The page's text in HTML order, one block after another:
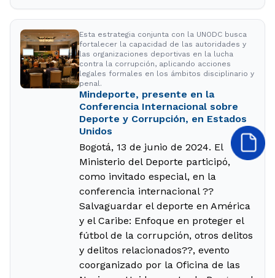
Esta estrategia conjunta con la UNODC busca
fortalecer la capacidad de las autoridades y
las organizaciones deportivas en la lucha
contra la corrupción, aplicando acciones
legales formales en los ámbitos disciplinario y
penal.
Mindeporte, presente en la
Conferencia Internacional sobre
Deporte y Corrupción, en Estados
Unidos
Bogotá, 13 de junio de 2024. El
Ministerio del Deporte participó,
como invitado especial, en la
conferencia internacional ??
Salvaguardar el deporte en América
y el Caribe: Enfoque en proteger el
fútbol de la corrupción, otros delitos
y delitos relacionados??, evento
coorganizado por la Oficina de las